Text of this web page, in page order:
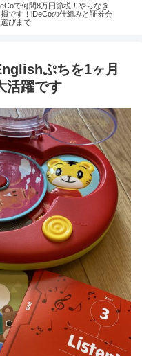
で何間8万円節税！やらなき
損です！iDeCoの仕組みと証券会
びまで
ぷちを1ヶ月
活躍です